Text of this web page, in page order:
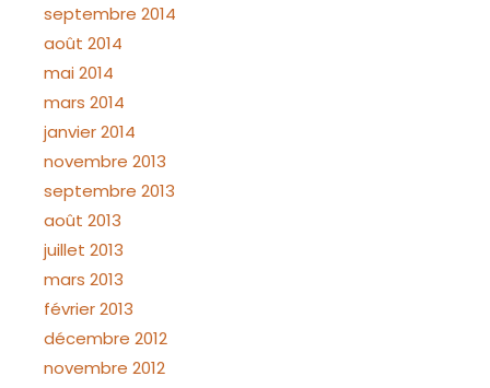
septembre 2014
août 2014
mai 2014
mars 2014
janvier 2014
novembre 2013
septembre 2013
août 2013
juillet 2013
mars 2013
février 2013
décembre 2012
novembre 2012